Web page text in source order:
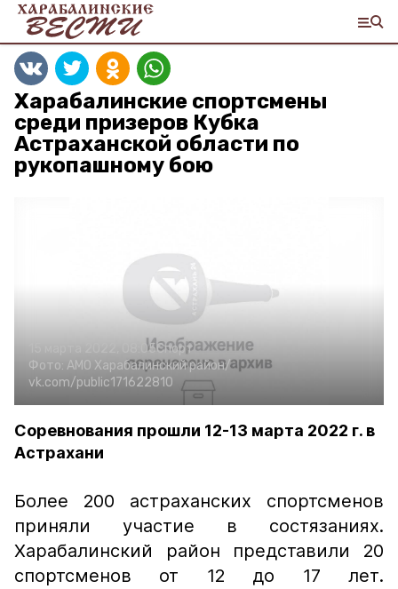
Харабалинские спортсмены
среди призеров Кубка
Астраханской области по
рукопашному бою
15 марта 2022, 08:05Спорт
Фото: АМО Харабалинский район/
vk.com/public171622810
Соревнования прошли 12-13 марта 2022 г. в
Астрахани
Более 200 астраханских спортсменов
приняли участие в состязаниях.
Харабалинский район представили 20
спортсменов от 12 до 17 лет.